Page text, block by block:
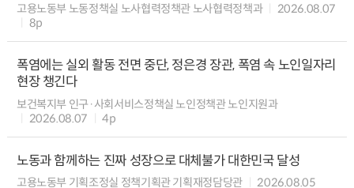
고용노동부 노동정책실 노사협력정책관 노사협력정책과
2026.08.07
8p
폭염에는 실외 활동 전면 중단, 정은경 장관, 폭염 속 노인일자리
현장 챙긴다
보건복지부 인구·사회서비스정책실 노인정책관 노인지원과
2026.08.07
4p
노동과 함께하는 진짜 성장으로 대체불가 대한민국 달성
고용노동부 기획조정실 정책기획관 기획재정담당관
2026.08.05